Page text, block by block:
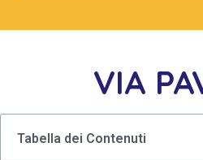
VIA
Tabella dei Contenuti